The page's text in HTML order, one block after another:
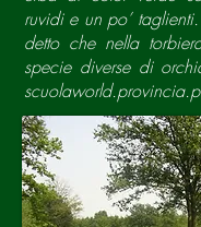
ruvidi e un po’
detto che nella
specie diverse di